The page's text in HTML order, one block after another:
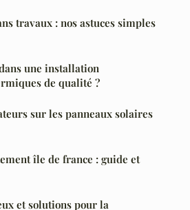
travaux : nos astuces simples
une installation
de qualité ?
sur les panneaux solaires
île de france : guide et
et solutions pour la